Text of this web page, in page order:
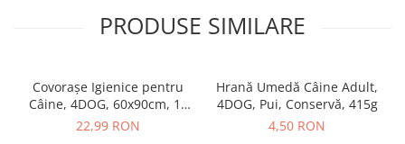
Îngrijire Rozătoare
Cuști Rozătoare
Pești
PRODUSE SIMILARE
Covorașe Igienice pentru
Câine, 4DOG, 60x90cm, 10
bucăți
22,99 RON
Hrană Umedă Câine Adult,
4DOG, Pui, Conservă, 415g
4,50 RON